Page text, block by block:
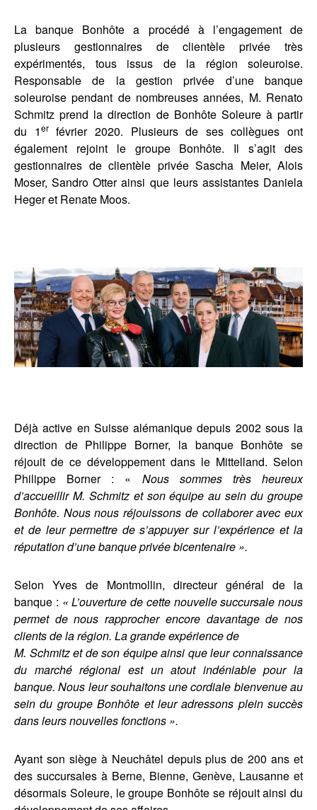
La banque Bonhôte a procédé à l’engagement de
plusieurs gestionnaires de clientèle privée très
expérimentés, tous issus de la région soleuroise.
Responsable de la gestion privée d’une banque
soleuroise pendant de nombreuses années, M. Renato
Schmitz prend la direction de Bonhôte Soleure à partir
du 1erfévrier 2020. Plusieurs de ses collègues ont
également rejoint le groupe Bonhôte. Il s’agit des
gestionnaires de clientèle privée Sascha Meier, Alois
Moser, Sandro Otter ainsi que leurs assistantes Daniela
Heger et Renate Moos.
Déjà active en Suisse alémanique depuis 2002 sous la
direction de Philippe Borner, la banque Bonhôte se
réjouit de ce développement dans le Mittelland. Selon
Philippe Borner : « Nous sommes très heureux
d’accueillir M. Schmitz et son équipe au sein du groupe
Bonhôte. Nous nous réjouissons de collaborer avec eux
et de leur permettre de s’appuyer sur l’expérience et la
réputation d’une banque privée bicentenaire ».
Selon Yves de Montmollin, directeur général de la
banque : « L’ouverture de cette nouvelle succursale nous
permet de nous rapprocher encore davantage de nos
clients de la région. La grande expérience de
M. Schmitz et de son équipe ainsi que leur connaissance
du marché régional est un atout indéniable pour la
banque. Nous leur souhaitons une cordiale bienvenue au
sein du groupe Bonhôte et leur adressons plein succès
dans leurs nouvelles fonctions ».
Ayant son siège à Neuchâtel depuis plus de 200 ans et
des succursales à Berne, Bienne, Genève, Lausanne et
désormais Soleure, le groupe Bonhôte se réjouit ainsi du